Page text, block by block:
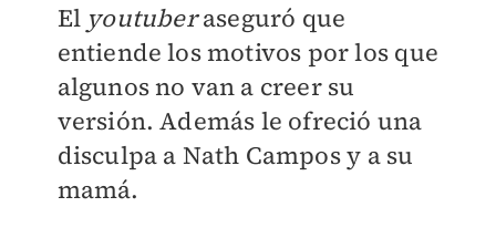
El youtuberaseguró que
entiende los motivos por los que
algunos no van a creer su
versión. Además le ofreció una
disculpa a Nath Campos y a su
mamá.